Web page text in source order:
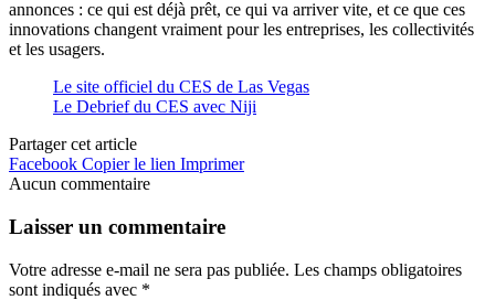
annonces : ce qui est déjà prêt, ce qui va arriver vite, et ce que ces
innovations changent vraiment pour les entreprises, les collectivités
et les usagers.
Le site officiel du CES de Las Vegas
Le Debrief du CES avec Niji
Partager cet article
Facebook Copier le lien Imprimer
Aucun commentaire
Laisser un commentaire
Votre adresse e-mail ne sera pas publiée. Les champs obligatoires
sont indiqués avec *